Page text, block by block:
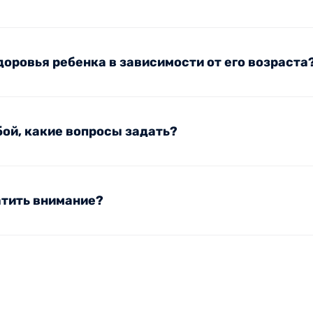
осмотр в соответствии с возрастом).
активности и другим аспектам здоровья, чтобы
ребенка в зависимости от его
какие вопросы задать?
внимание?